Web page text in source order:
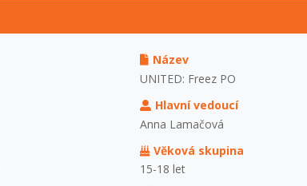
Název
UNITED: Freez PO
Hlavní vedoucí
Anna Lamačová
Věková skupina
15-18 let